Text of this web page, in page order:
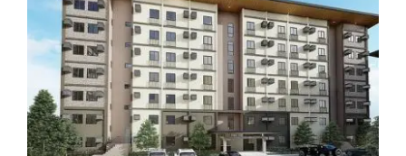
de
à
Agen
?